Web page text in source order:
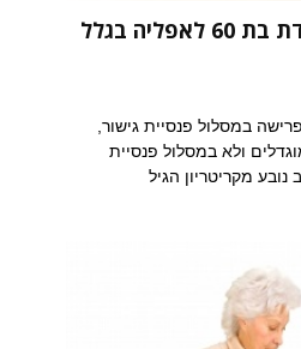
נדחתה תביעתה של עובדת בת 60 לאפליה בגלל
במסלול פנסיית גישור,
ולא במסלול פנסיית
מקריטריון הגיל